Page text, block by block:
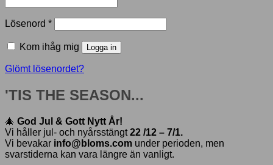
Lösenord *Obligatoriskt
Kom ihåg mig Logga in
Glömt lösenordet?
'TIS THE SEASON...
🎄 God Jul & Gott Nytt År!
Vi håller jul- och nyårsstängt22 /12 – 7/1.
Vi bevakar info@bloms.com under perioden, men
svarstiderna kan vara längre än vanligt.